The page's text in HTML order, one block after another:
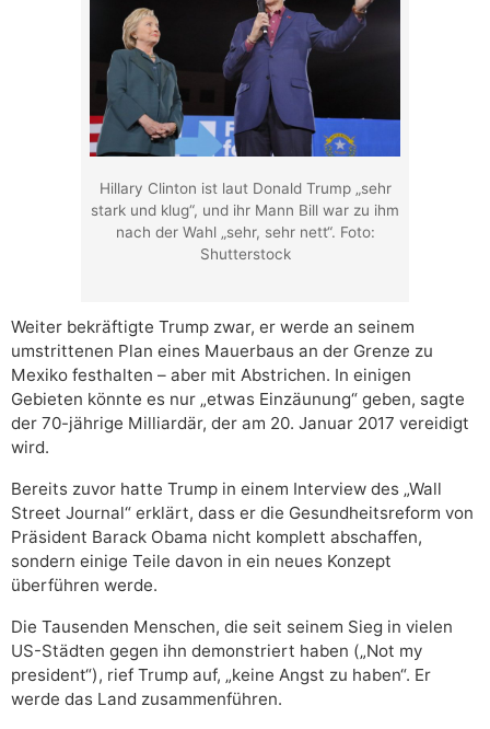
Hillary Clinton ist laut Donald Trump „sehr
stark und klug“, und ihr Mann Bill war zu ihm
nach der Wahl „sehr, sehr nett“. Foto:
Shutterstock
Weiter bekräftigte Trump zwar, er werde an seinem
umstrittenen Plan eines Mauerbaus an der Grenze zu
Mexiko festhalten – aber mit Abstrichen. In einigen
Gebieten könnte es nur „etwas Einzäunung“ geben, sagte
der 70-jährige Milliardär, der am 20. Januar 2017 vereidigt
wird.
Bereits zuvor hatte Trump in einem Interview des „Wall
Street Journal“ erklärt, dass er die Gesundheitsreform von
Präsident Barack Obama nicht komplett abschaffen,
sondern einige Teile davon in ein neues Konzept
überführen werde.
Die Tausenden Menschen, die seit seinem Sieg in vielen
US-Städten gegen ihn demonstriert haben („Not my
president“), rief Trump auf, „keine Angst zu haben“. Er
werde das Land zusammenführen.